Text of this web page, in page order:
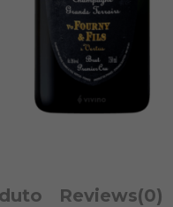
Reviews(0)